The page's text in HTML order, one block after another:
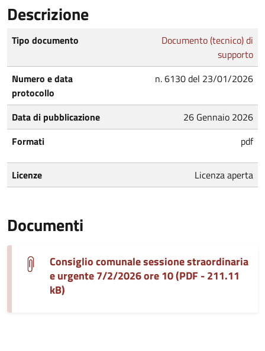
Descrizione
Tipo documento
Documento (tecnico) di
supporto
Numero e data
protocollo
n. 6130 del 23/01/2026
Data di pubblicazione
26 Gennaio 2026
Formati
pdf
Licenze Licenza aperta
Documenti
Consiglio comunale sessione straordinaria
e urgente 7/2/2026 ore 10 (PDF - 211.11
kB)